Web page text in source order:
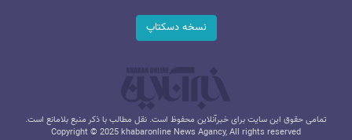
نسخه دسکتاپ
تمامی حقوق این سایت برای خبرآنلاین محفوظ است. نقل مطالب با ذکر منبع بلامانع است.
Copyright © 2025 khabaronline News Agancy, All rights reserved